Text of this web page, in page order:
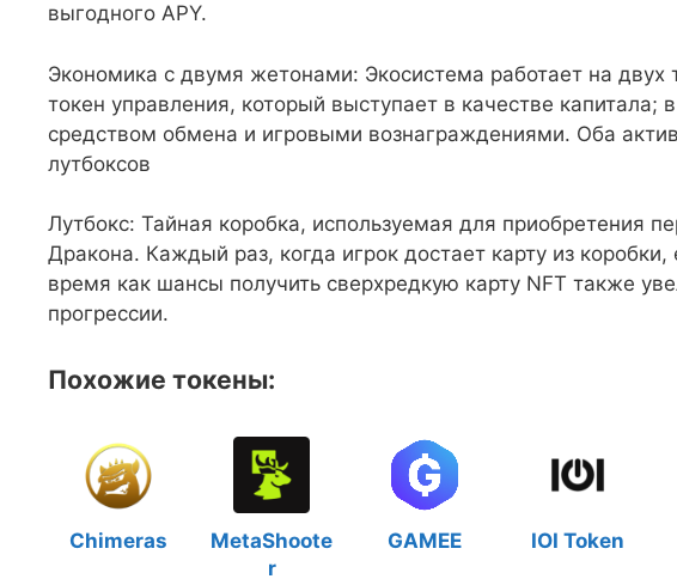
выгодного APY.
Экономика с двумя жетонами: Экосистема работает на двух
токен управления, который выступает в качестве капитала;
средством обмена и игровыми вознаграждениями. Оба
лутбоксов
Лутбокс: Тайная коробка, используемая для приобретения
Дракона. Каждый раз, когда игрок достает карту из
время как шансы получить сверхредкую карту NFT также
прогрессии.
Похожие токены:
Chimeras
MetaShoote
r
GAMEE IOI Token